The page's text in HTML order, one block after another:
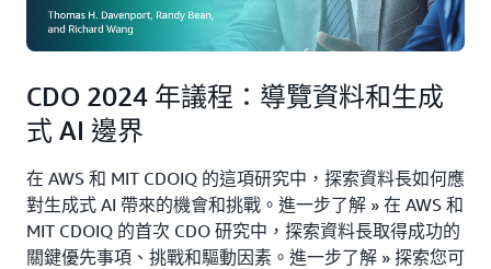
CDO 2024 年議程：導覽資料和生成
式 AI 邊界
在 AWS 和 MIT CDOIQ 的這項研究中，探索資料長如何應
對生成式 AI 帶來的機會和挑戰。進一步了解 » 在 AWS 和
MIT CDOIQ 的首次 CDO 研究中，探索資料長取得成功的
關鍵優先事項、挑戰和驅動因素。進一步了解 » 探索您可